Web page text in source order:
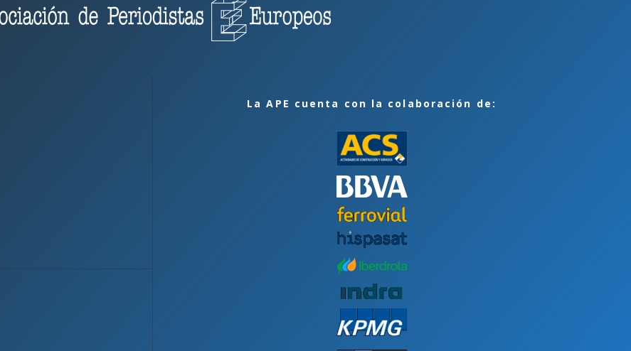
La APE cuenta con la colaboración de: